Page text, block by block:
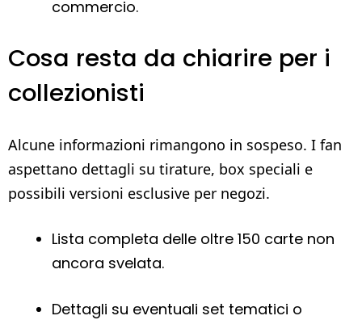
commercio.
Cosa resta da chiarire per i
collezionisti
Alcune informazioni rimangono in sospeso. I fan
aspettano dettagli su tirature, box speciali e
possibili versioni esclusive per negozi.
Lista completa delle oltre 150 carte non
ancora svelata.
Dettagli su eventuali set tematici o